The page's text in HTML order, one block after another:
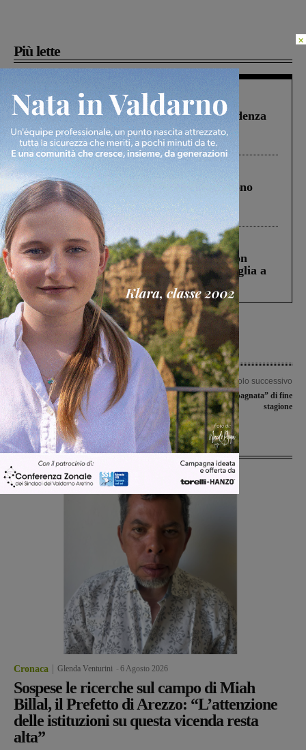
Più lette
Figline Incisa Valdarno 1 Agosto 2026
Piscina di Figline finanziata oltre la scadenza
Pnrr, il gruppo di Fratelli d’Italia: “Un
ringraziamento al Governo”
Cronaca 4 Agosto 2026
Un anno fa la strage in A1 in cui morirono
Gianni, Giulia e Franco. Lo schianto, il
processo, lo stop ai sorpassi fra tir....
Cronaca 3 Agosto 2026
Scomparso da una struttura di Castiglion
Fiorentino l’uomo che aveva ucciso la figlia a
Levane nel 2020
Articolo precedente
Novanta minuti che valgono una
stagione per Laterina e Reggello
Articolo successivo
Aquila, “scampagnata” di fine
stagione
Ultime Notizie
Cronaca Glenda Venturini 6 Agosto 2026
Sospese le ricerche sul campo di Miah
Billal, il Prefetto di Arezzo: “L’attenzione
delle istituzioni su questa vicenda resta
alta”
×